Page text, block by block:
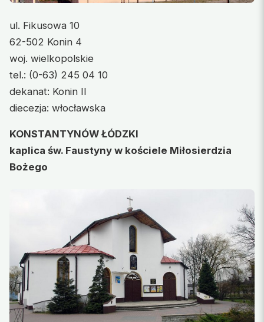
ul. Fikusowa 10
62-502 Konin 4
woj. wielkopolskie
tel.: (0-63) 245 04 10
dekanat: Konin II
diecezja: włocławska
KONSTANTYNÓW ŁÓDZKI
kaplica św. Faustyny w kościele Miłosierdzia
Bożego